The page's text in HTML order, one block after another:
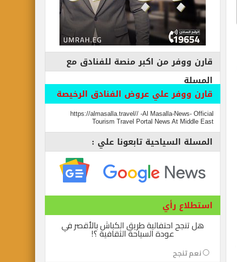
قارن ووفر من اكبر منصة للفنادق مع
المسلة
قارن ووفر علي عروض الفنادق الرخيصة
https://almasalla.travel// -Al Masalla-News- Official
Tourism Travel Portal News At Middle East
المسلة السياحية تابعونا علي :
استطلاع رأي
هل تنجح احتفالية طريق الكباش بالأقصر في
عودة السياحة الثقافية ؟!
نعم تنجح